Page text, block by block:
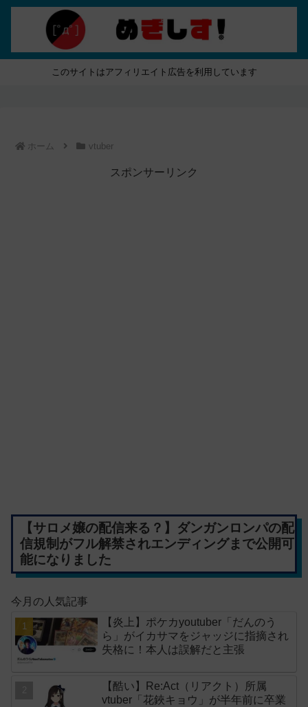
このサイトはアフィリエイト広告を利用しています
ホーム vtuber
スポンサーリンク
【サロメ嬢の配信来る？】ダンガンロンパの配
信規制がフル解禁されエンディングまで公開可
能になりました
今月の人気記事
【炎上】ポケカyoutuber「だんのう
ら」がイカサマをジャッジに指摘され
失格に！本人は誤解だと主張
【酷い】Re:Act（リアクト）所属
vtuber「花鋏キョウ」が半年前に卒業